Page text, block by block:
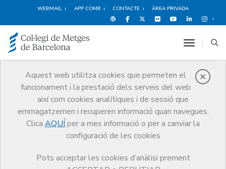
WEBMAIL APP COMB CONTACTE ÀREA PRIVADA
Aquest web utilitza cookies que permeten el
funcionament i la prestació dels serveis del web
així com cookies analítiques i de sessió que
emmagatzemen i recuperen informació quan navegues.
Clica AQUÍ per a mes informació o per a canviar la
configuració de les cookies
Pots acceptar les cookies d’anàlisi prement
toggle
Metges
Metges Certificats col·legials